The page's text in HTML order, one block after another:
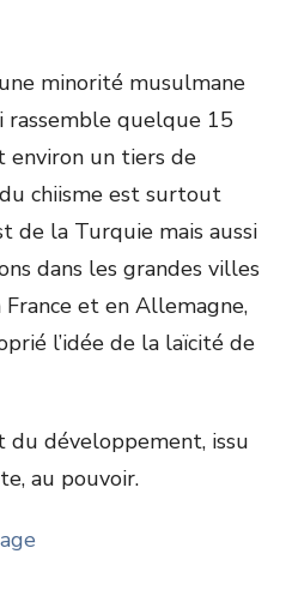
minorité musulmane
quelque 15
environ un tiers de
chiisme est surtout
de la Turquie mais aussi
dans les grandes villes
France et en Allemagne,
l’idée de la laïcité de
développement, issu
au pouvoir.